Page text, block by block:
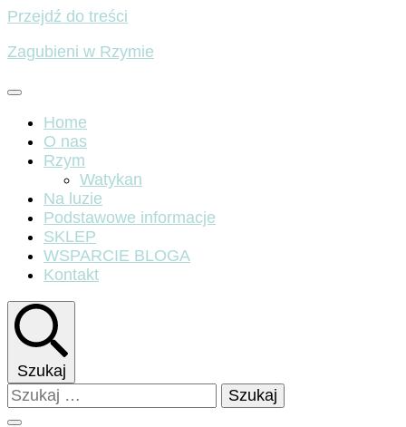
Przejdź do treści
Zagubieni w Rzymie
Home
O nas
Rzym
Watykan
Na luzie
Podstawowe informacje
SKLEP
WSPARCIE BLOGA
Kontakt
Szukaj
Szukaj: